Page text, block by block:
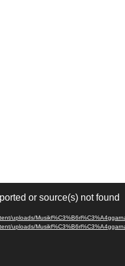
or source(s) not found
uploads/
uploads/